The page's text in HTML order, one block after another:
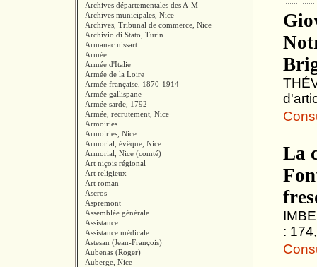
Archives départementales des A-M
Archives municipales, Nice
Archives, Tribunal de commerce, Nice
Archivio di Stato, Turin
Armanac nissart
Armée
Armée d'Italie
Armée de la Loire
Armée française, 1870-1914
Armée gallispane
Armée sarde, 1792
Armée, recrutement, Nice
Armoiries
Armoiries, Nice
Armorial, évêque, Nice
Armorial, Nice (comté)
Art niçois régional
Art religieux
Art roman
Ascros
Aspremont
Assemblée générale
Assistance
Assistance médicale
Astesan (Jean-François)
Aubenas (Roger)
Auberge, Nice
La
: